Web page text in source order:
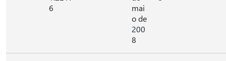
6
mai
o de
200
8